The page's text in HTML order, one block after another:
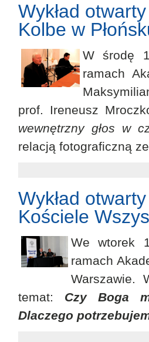
Wykład
Kolbe w
W środę
ramach
prof. Ireneusz
wewnętrzny głos w
relacją fotograficzną
Wykład
Kościele
We wtorek
ramach
Warszawie.
temat: Czy Boga
Dlaczego